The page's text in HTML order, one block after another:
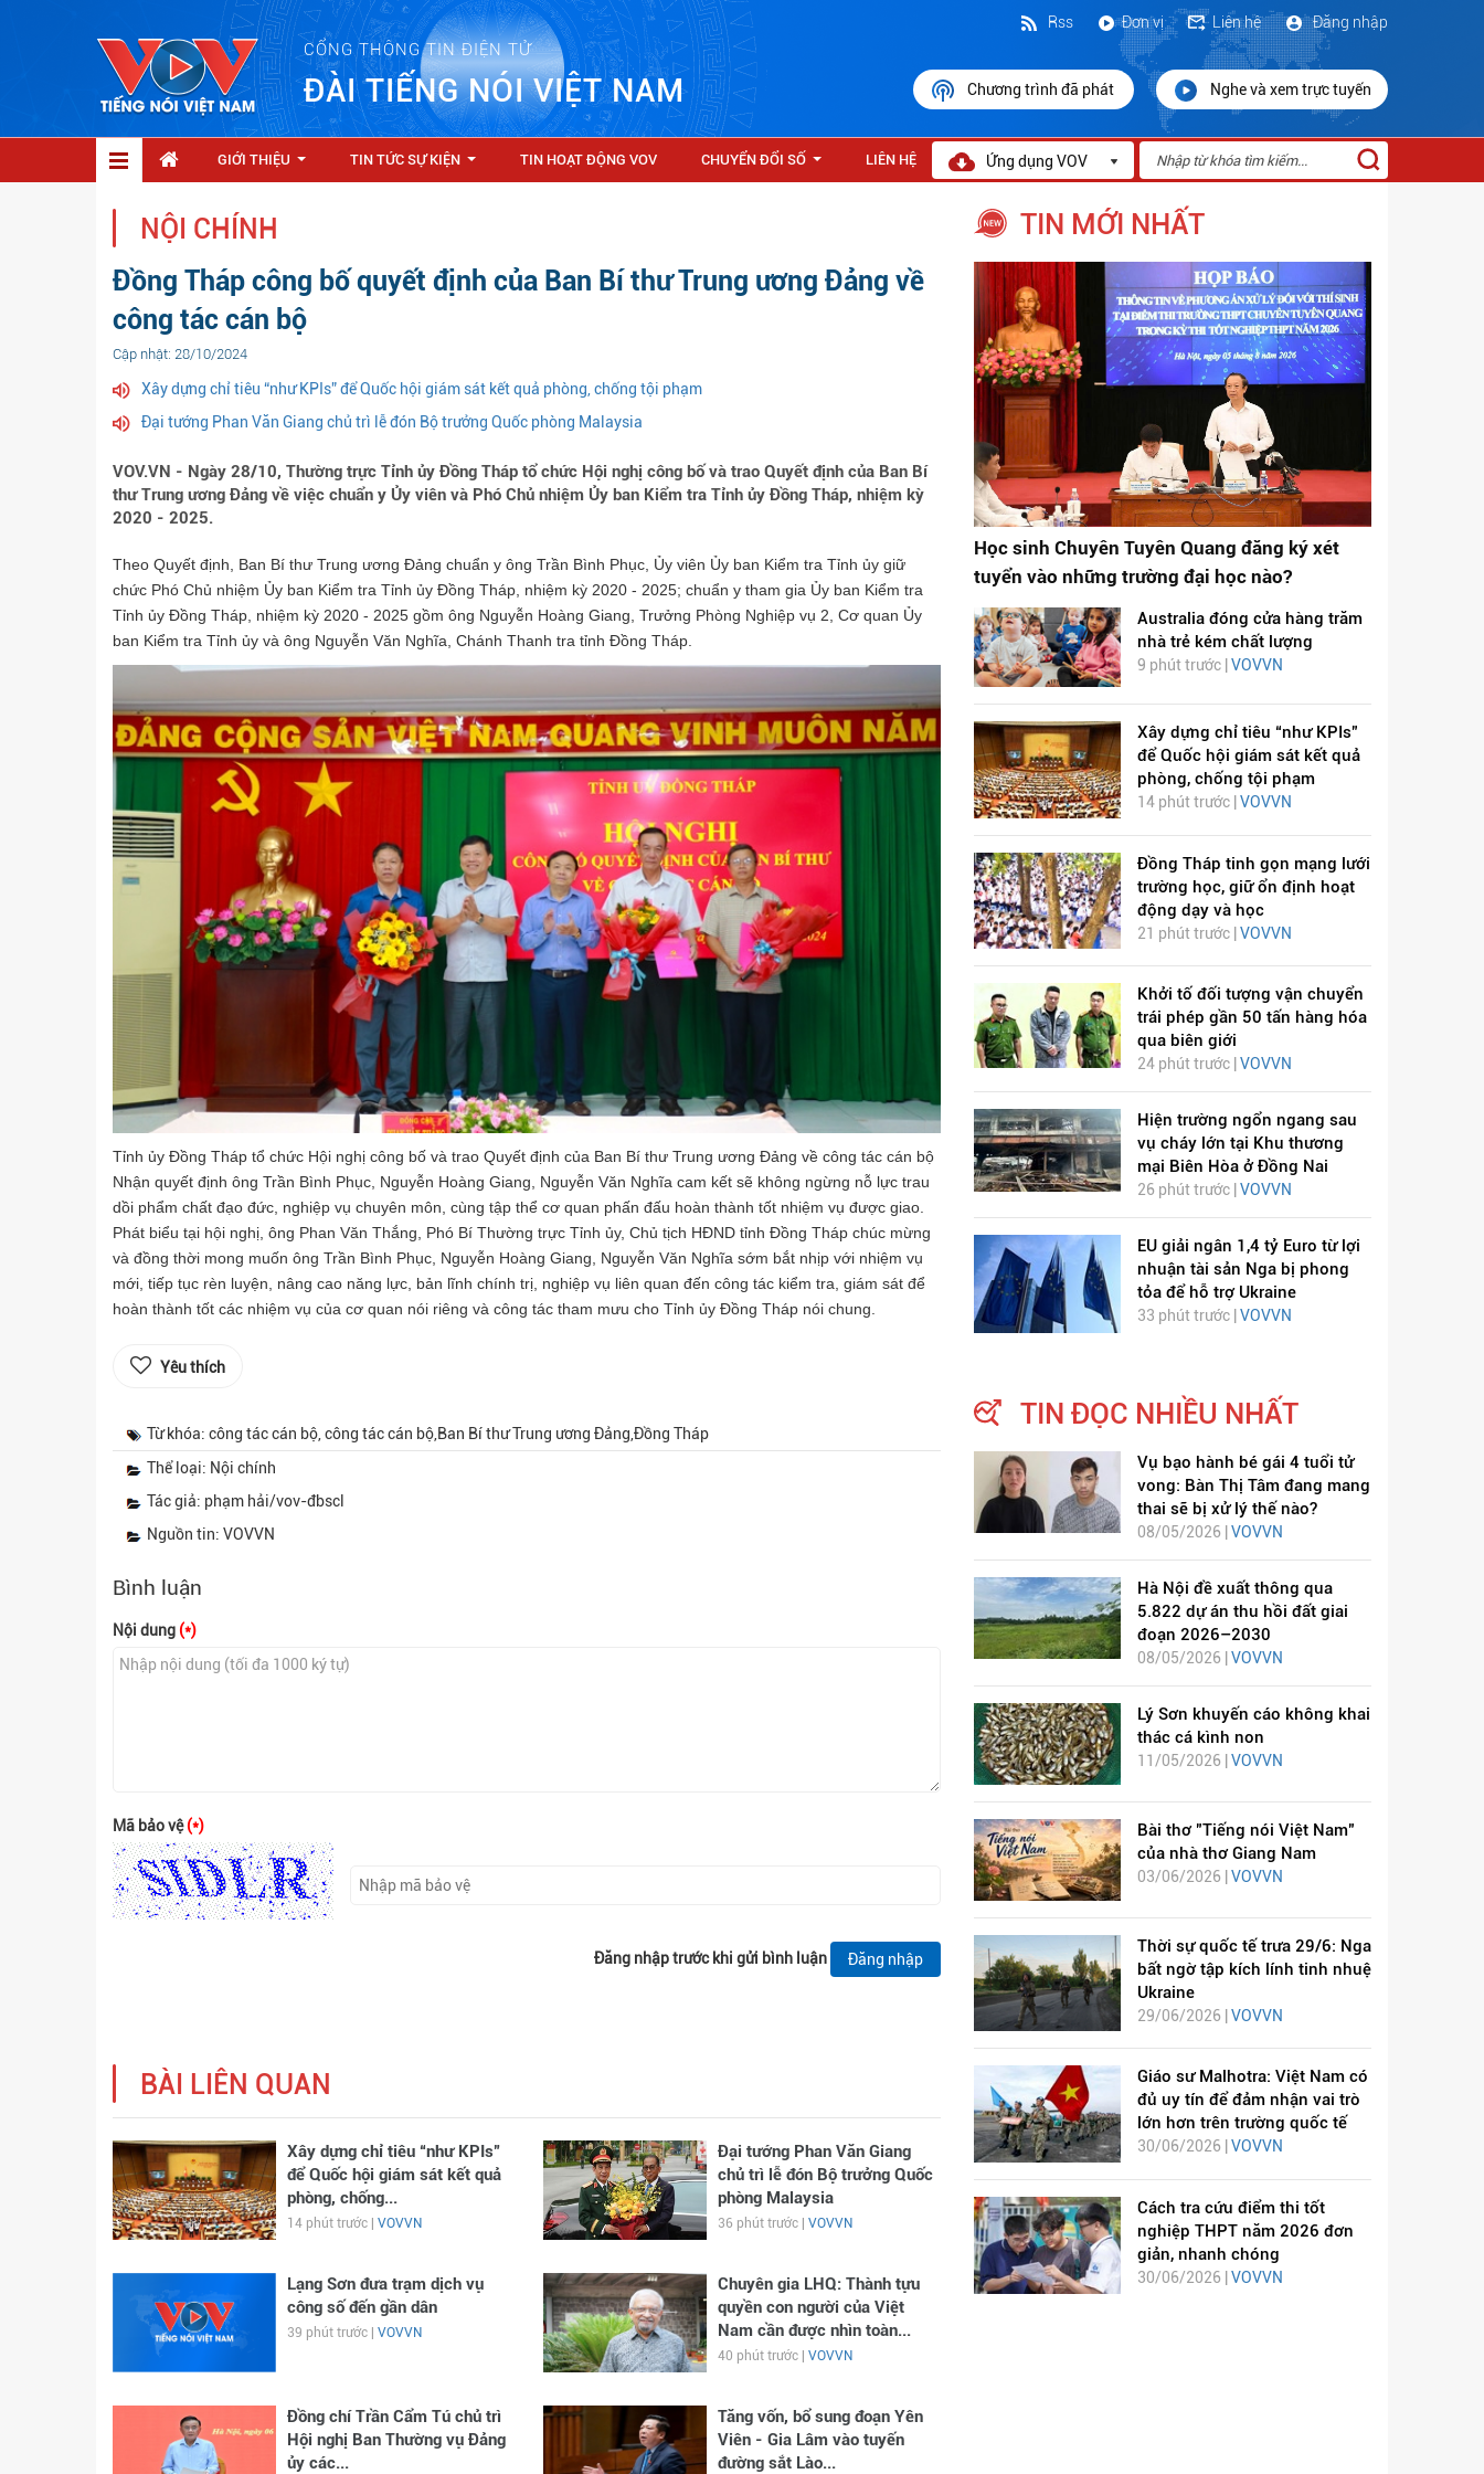
CỔNG THÔNG TIN ĐIỆN TỬ
ĐÀI TIẾNG NÓI VIỆT NAM
Đăng nhập
Liên hệ
Đơn vị
Rss
Chương trình đã phát Nghe và xem trực tuyến
GIỚI THIỆU TIN TỨC SỰ KIỆN TIN HOẠT ĐỘNG VOV CHUYỂN ĐỔI SỐ LIÊN HỆ Ứng dụng VOV
NỘI CHÍNH
Đồng Tháp công bố quyết định của Ban Bí thư Trung ương Đảng về
công tác cán bộ
Cập nhật: 28/10/2024
Xây dựng chỉ tiêu “như KPIs” để Quốc hội giám sát kết quả phòng, chống tội phạm
Đại tướng Phan Văn Giang chủ trì lễ đón Bộ trưởng Quốc phòng Malaysia
VOV.VN - Ngày 28/10, Thường trực Tỉnh ủy Đồng Tháp tổ chức Hội nghị công bố và trao Quyết định của Ban Bí
thư Trung ương Đảng về việc chuẩn y Ủy viên và Phó Chủ nhiệm Ủy ban Kiểm tra Tỉnh ủy Đồng Tháp, nhiệm kỳ
2020 - 2025.
Theo Quyết định, Ban Bí thư Trung ương Đảng chuẩn y ông Trần Bình Phục, Ủy viên Ủy ban Kiểm tra Tỉnh ủy giữ
chức Phó Chủ nhiệm Ủy ban Kiểm tra Tỉnh ủy Đồng Tháp, nhiệm kỳ 2020 - 2025; chuẩn y tham gia Ủy ban Kiểm tra
Tỉnh ủy Đồng Tháp, nhiệm kỳ 2020 - 2025 gồm ông Nguyễn Hoàng Giang, Trưởng Phòng Nghiệp vụ 2, Cơ quan Ủy
ban Kiểm tra Tỉnh ủy và ông Nguyễn Văn Nghĩa, Chánh Thanh tra tỉnh Đồng Tháp.
Tỉnh ủy Đồng Tháp tổ chức Hội nghị công bố và trao Quyết định của Ban Bí thư Trung ương Đảng về công tác cán bộ
Nhận quyết định ông Trần Bình Phục, Nguyễn Hoàng Giang, Nguyễn Văn Nghĩa cam kết sẽ không ngừng nỗ lực trau
dồi phẩm chất đạo đức, nghiệp vụ chuyên môn, cùng tập thể cơ quan phấn đấu hoàn thành tốt nhiệm vụ được giao.
Phát biểu tại hội nghị, ông Phan Văn Thắng, Phó Bí Thường trực Tỉnh ủy, Chủ tịch HĐND tỉnh Đồng Tháp chúc mừng
và đồng thời mong muốn ông Trần Bình Phục, Nguyễn Hoàng Giang, Nguyễn Văn Nghĩa sớm bắt nhịp với nhiệm vụ
mới, tiếp tục rèn luyện, nâng cao năng lực, bản lĩnh chính trị, nghiệp vụ liên quan đến công tác kiểm tra, giám sát để
hoàn thành tốt các nhiệm vụ của cơ quan nói riêng và công tác tham mưu cho Tỉnh ủy Đồng Tháp nói chung.
Yêu thích
Từ khóa: công tác cán bộ, công tác cán bộ,Ban Bí thư Trung ương Đảng,Đồng Tháp
Thể loại: Nội chính
Tác giả: phạm hải/vov-đbscl
Nguồn tin: VOVVN
Bình luận
Nội dung (*)
Mã bảo vệ(*)
Đăng nhập trước khi gửi bình luận Đăng nhập
BÀI LIÊN QUAN
Xây dựng chỉ tiêu “như KPIs”
để Quốc hội giám sát kết quả
phòng, chống...
14 phút trước | VOVVN
Đại tướng Phan Văn Giang
chủ trì lễ đón Bộ trưởng Quốc
phòng Malaysia
36 phút trước | VOVVN
Lạng Sơn đưa trạm dịch vụ
công số đến gần dân
39 phút trước | VOVVN
Chuyên gia LHQ: Thành tựu
quyền con người của Việt
Nam cần được nhìn toàn...
40 phút trước | VOVVN
Đồng chí Trần Cẩm Tú chủ trì
Hội nghị Ban Thường vụ Đảng
ủy các...
Tăng vốn, bổ sung đoạn Yên
Viên - Gia Lâm vào tuyến
đường sắt Lào...
TIN MỚI NHẤT
Học sinh Chuyên Tuyên Quang đăng ký xét
tuyển vào những trường đại học nào?
Australia đóng cửa hàng trăm
nhà trẻ kém chất lượng
9 phút trước | VOVVN
Xây dựng chỉ tiêu “như KPIs”
để Quốc hội giám sát kết quả
phòng, chống tội phạm
14 phút trước | VOVVN
Đồng Tháp tinh gọn mạng lưới
trường học, giữ ổn định hoạt
động dạy và học
21 phút trước | VOVVN
Khởi tố đối tượng vận chuyển
trái phép gần 50 tấn hàng hóa
qua biên giới
24 phút trước | VOVVN
Hiện trường ngổn ngang sau
vụ cháy lớn tại Khu thương
mại Biên Hòa ở Đồng Nai
26 phút trước | VOVVN
EU giải ngân 1,4 tỷ Euro từ lợi
nhuận tài sản Nga bị phong
tỏa để hỗ trợ Ukraine
33 phút trước | VOVVN
TIN ĐỌC NHIỀU NHẤT
Vụ bạo hành bé gái 4 tuổi tử
vong: Bàn Thị Tâm đang mang
thai sẽ bị xử lý thế nào?
08/05/2026 | VOVVN
Hà Nội đề xuất thông qua
5.822 dự án thu hồi đất giai
đoạn 2026–2030
08/05/2026 | VOVVN
Lý Sơn khuyến cáo không khai
thác cá kình non
11/05/2026 | VOVVN
Bài thơ "Tiếng nói Việt Nam"
của nhà thơ Giang Nam
03/06/2026 | VOVVN
Thời sự quốc tế trưa 29/6: Nga
bất ngờ tập kích lính tinh nhuệ
Ukraine
29/06/2026 | VOVVN
Giáo sư Malhotra: Việt Nam có
đủ uy tín để đảm nhận vai trò
lớn hơn trên trường quốc tế
30/06/2026 | VOVVN
Cách tra cứu điểm thi tốt
nghiệp THPT năm 2026 đơn
giản, nhanh chóng
30/06/2026 | VOVVN